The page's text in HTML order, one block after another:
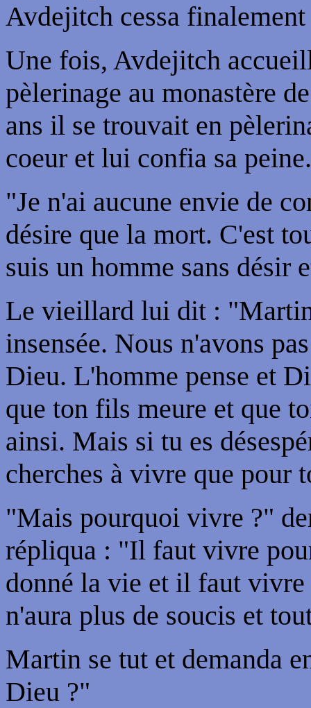
Avdejitch cessa
Une fois, Avdejitch
pèlerinage au monastère
ans il se trouvait en
coeur et lui confia sa peine.
"Je n'ai aucune envie de
désire que la mort. C'est
suis un homme sans désir
Le vieillard lui dit :
insensée. Nous n'avons
Dieu. L'homme pense et
que ton fils meure et que
ainsi. Mais si tu es
cherches à vivre que pour
"Mais pourquoi vivre ?"
répliqua : "Il faut vivre
donné la vie et il faut
n'aura plus de soucis et
Martin se tut et demanda
Dieu ?"